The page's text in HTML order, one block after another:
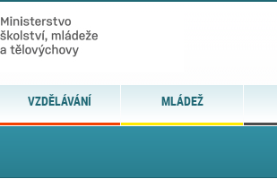
VZDĚLÁVÁNÍ MLÁDEŽ